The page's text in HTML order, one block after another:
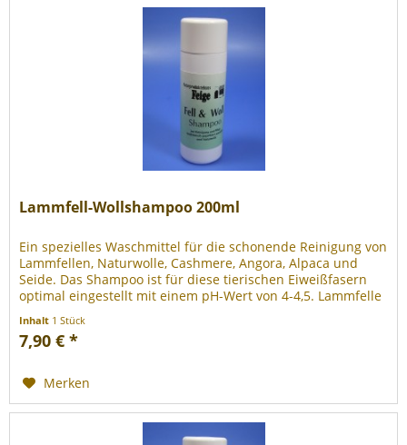
Lammfell-Wollshampoo 200ml
Ein spezielles Waschmittel für die schonende Reinigung von
Lammfellen, Naturwolle, Cashmere, Angora, Alpaca und
Seide. Das Shampoo ist für diese tierischen Eiweißfasern
optimal eingestellt mit einem pH-Wert von 4-4,5. Lammfelle
Inhalt 1 Stück
7,90 € *
Merken